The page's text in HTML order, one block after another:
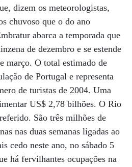
dizem os meteorologistas,
chuvoso que o do ano
abarca a temporada que
de dezembro e se estende
março. O total estimado de
de Portugal e representa
de turistas de 2004. Uma
US$ 2,78 bilhões. O Rio
São três milhões de
nas duas semanas ligadas ao
cedo neste ano, no sábado 5
há fervilhantes ocupações na